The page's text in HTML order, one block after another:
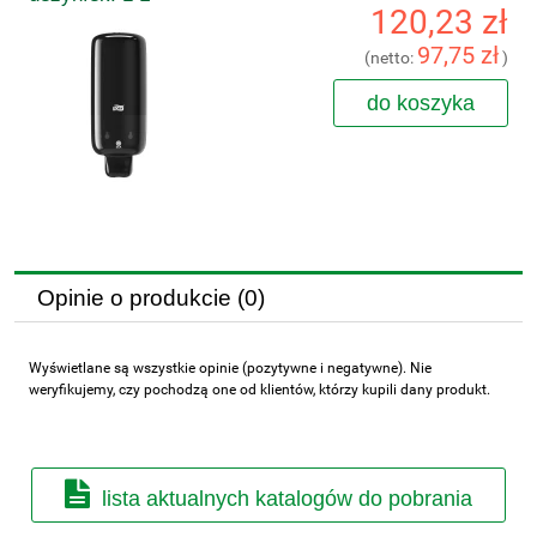
120,23 zł
(netto: 97,75 zł)
do koszyka
Opinie o produkcie (0)
Wyświetlane są wszystkie opinie (pozytywne i negatywne). Nie
weryfikujemy, czy pochodzą one od klientów, którzy kupili dany produkt.
lista aktualnych katalogów do pobrania